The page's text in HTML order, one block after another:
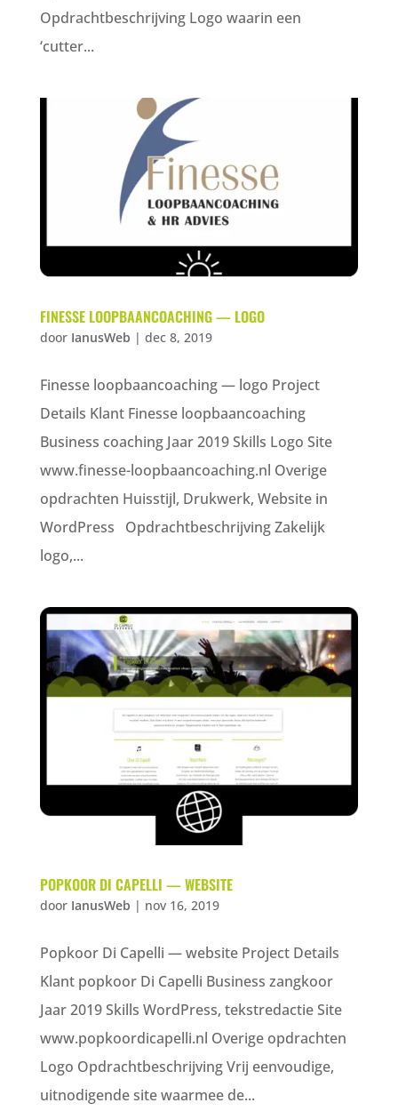
Opdrachtbeschrijving Logo waarin een
‘cutter...
FINESSE LOOPBAANCOACHING — LOGO
door IanusWeb | dec 8, 2019
Finesse loopbaancoaching — logo Project
Details Klant Finesse loopbaancoaching
Business coaching Jaar 2019 Skills Logo Site
www.finesse-loopbaancoaching.nl Overige
opdrachten Huisstijl, Drukwerk, Website in
WordPress Opdrachtbeschrijving Zakelijk
logo,...
POPKOOR DI CAPELLI — WEBSITE
door IanusWeb | nov 16, 2019
Popkoor Di Capelli — website Project Details
Klant popkoor Di Capelli Business zangkoor
Jaar 2019 Skills WordPress, tekstredactie Site
www.popkoordicapelli.nl Overige opdrachten
Logo Opdrachtbeschrijving Vrij eenvoudige,
uitnodigende site waarmee de...